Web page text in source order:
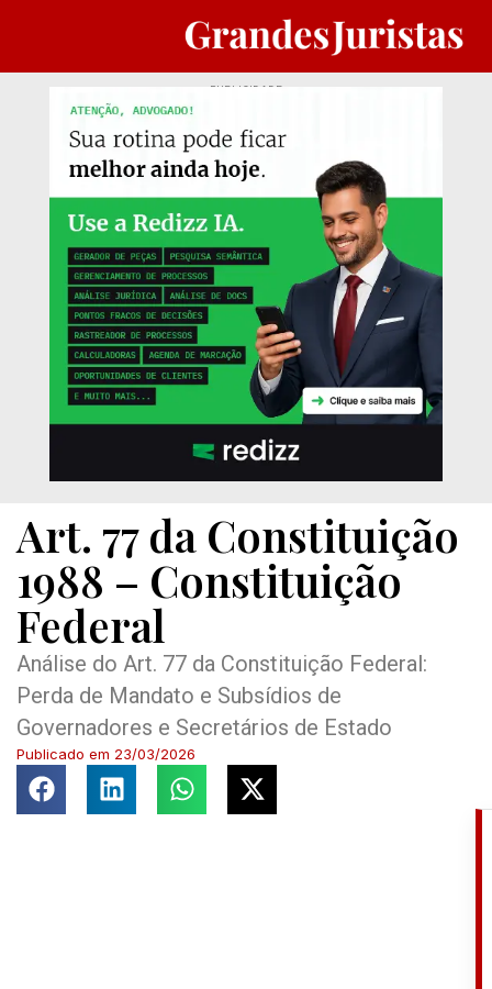
PUBLICIDADE
Art. 77 da Constituição
1988 – Constituição
Federal
Análise do Art. 77 da Constituição Federal:
Perda de Mandato e Subsídios de
Governadores e Secretários de Estado
Publicado em 23/03/2026